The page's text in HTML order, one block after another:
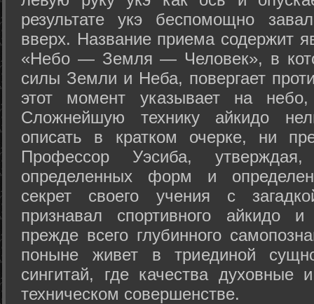
результате укэ беспомощно
вверх. Название приема содержит
«Небо — Земля — Человек», в
силы Земли и Неба, повергает
этот момент указывает на
Сложнейшую технику айкидо
описать в кратком очерке, ни
Профессор Уэсиба,
определенных форм и
секрет своего учения с
признавал спортивного айкидо
прежде всего глубинного
поныне живет в триединой
сингитай, где качества духовные
техническом совершенстве.